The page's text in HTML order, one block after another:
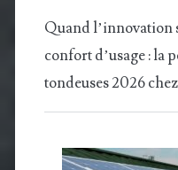
Quand l’innovation
confort d’usage : la
tondeuses 2026